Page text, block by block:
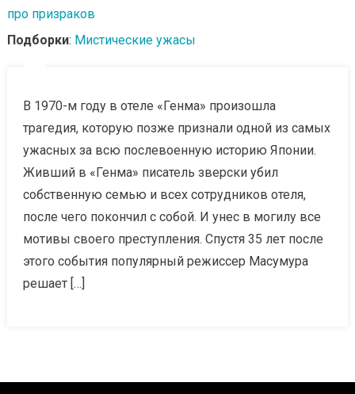
про призраков
Подборки: Мистические ужасы
В 1970-м году в отеле «Генма» произошла
трагедия, которую позже признали одной из самых
ужасных за всю послевоенную историю Японии.
Живший в «Генма» писатель зверски убил
собственную семью и всех сотрудников отеля,
после чего покончил с собой. И унес в могилу все
мотивы своего преступления. Спустя 35 лет после
этого события популярный режиссер Масумура
решает […]